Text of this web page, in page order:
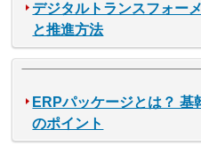
デジタルトランスフォー
と推進方法
ERPパッケージとは？ 基
のポイント